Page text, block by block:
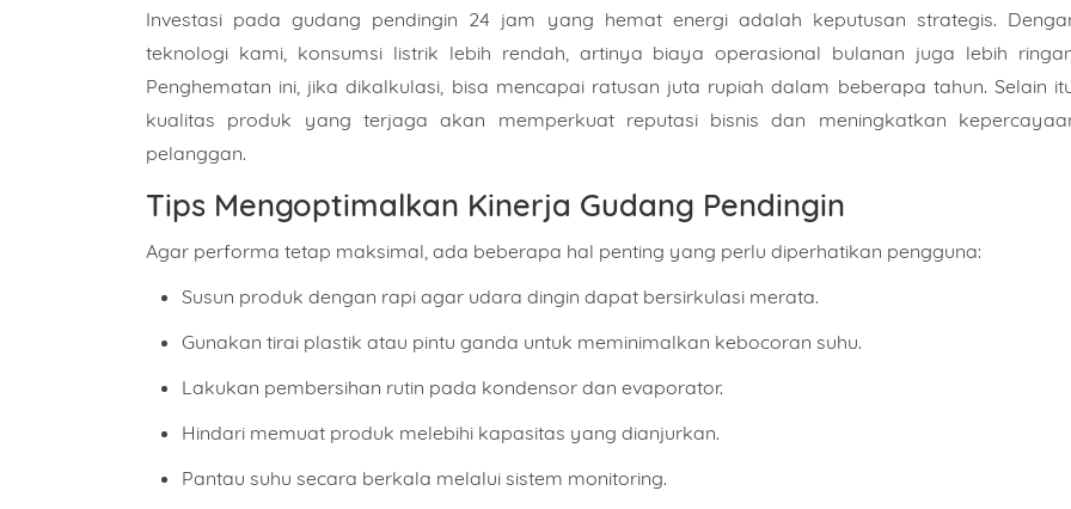
Investasi pada gudang pendingin 24 jam yang hemat energi adalah keputusan strategis.
teknologi kami, konsumsi listrik lebih rendah, artinya biaya operasional bulanan juga lebih
Penghematan ini, jika dikalkulasi, bisa mencapai ratusan juta rupiah dalam beberapa tahun. Selain
kualitas produk yang terjaga akan memperkuat reputasi bisnis dan meningkatkan
pelanggan.
Tips Mengoptimalkan Kinerja Gudang Pendingin
Agar performa tetap maksimal, ada beberapa hal penting yang perlu diperhatikan pengguna:
Susun produk dengan rapi agar udara dingin dapat bersirkulasi merata.
Gunakan tirai plastik atau pintu ganda untuk meminimalkan kebocoran suhu.
Lakukan pembersihan rutin pada kondensor dan evaporator.
Hindari memuat produk melebihi kapasitas yang dianjurkan.
Pantau suhu secara berkala melalui sistem monitoring.
Pilih Produk Kapasitas Berapa?
Isi Pesan
Isi Sesuai Dengan Estimasi Kebutuhan Anda.
KIRIM